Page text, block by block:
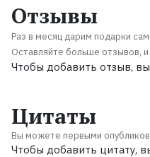
Отзывы
Раз в месяц дарим подарки
Оставляйте больше отзывов,
Чтобы добавить отзыв,
Цитаты
Вы можете первыми
Чтобы добавить цитату,